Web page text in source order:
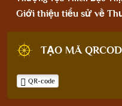
Giới thiệu tiểu sử về
TẠO MÃ
QR-code